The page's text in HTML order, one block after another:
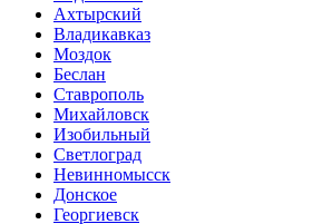
Ахтырский
Владикавказ
Моздок
Беслан
Ставрополь
Михайловск
Изобильный
Светлоград
Невинномысск
Донское
Георгиевск